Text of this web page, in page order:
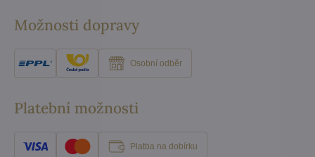
Možnosti dopravy
Osobní odběr
Platební možnosti
Platba na dobírku